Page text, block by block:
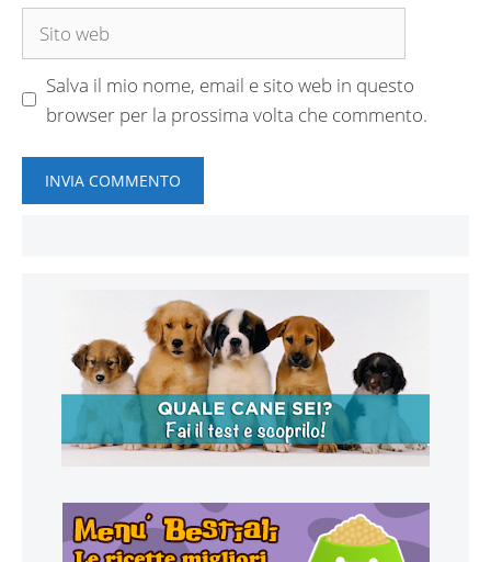
Sito
Salva il mio nome, email e sito web in questo
browser per la prossima volta che commento.